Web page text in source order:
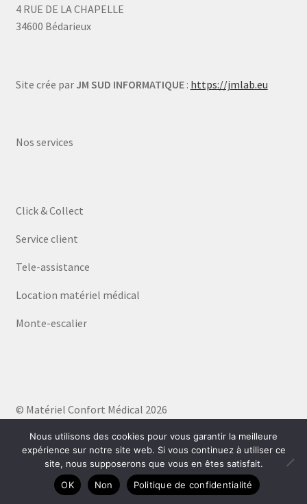
4 RUE DE LA CHAPELLE
34600 Bédarieux
Site crée par JM SUD INFORMATIQUE: https://jmlab.eu
Nos services
Click & Collect
Service client
Tele-assistance
Location matériel médical
Monte-escalier
© Matériel Confort Médical 2026
Nous utilisons des cookies pour vous garantir la meilleure
expérience sur notre site web. Si vous continuez à utiliser ce
site, nous supposerons que vous en êtes satisfait.
OK
Non Politique de confidentialité